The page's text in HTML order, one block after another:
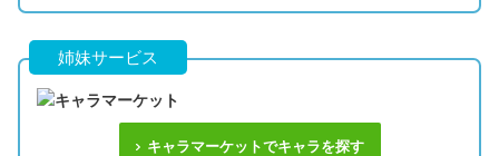
姉妹サービス
キャラマーケットでキャラを探す